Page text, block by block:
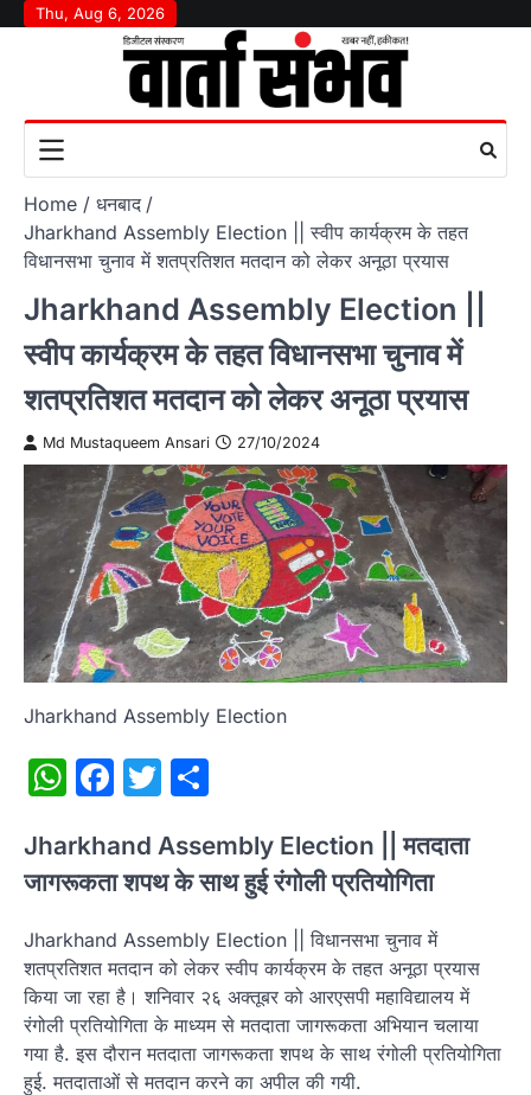
SkipThu, Aug 6, 2026
Home
धनबाद
Jharkhand Assembly Election || स्वीप कार्यक्रम के तहत
विधानसभा चुनाव में शतप्रतिशत मतदान को लेकर अनूठा प्रयास
Jharkhand Assembly Election ||
स्वीप कार्यक्रम के तहत विधानसभा चुनाव में
शतप्रतिशत मतदान को लेकर अनूठा प्रयास
Md Mustaqueem Ansari 27/10/2024
Jharkhand Assembly Election
WhatsApp
Facebook
Twitter
Jharkhand Assembly Election || मतदाता
जागरूकता शपथ के साथ हुई रंगोली प्रतियोगिता
Jharkhand Assembly Election || विधानसभा चुनाव में
शतप्रतिशत मतदान को लेकर स्वीप कार्यक्रम के तहत अनूठा प्रयास
किया जा रहा है। शनिवार २६ अक्तूबर को आरएसपी महाविद्यालय में
रंगोली प्रतियोगिता के माध्‍यम से मतदाता जागरूकता अभियान चलाया
गया है. इस दौरान मतदाता जागरूकता शपथ के साथ रंगोली प्रतियोगिता
हुई. मतदाताओं से मतदान करने का अपील की गयी.